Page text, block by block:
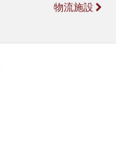
物流施設